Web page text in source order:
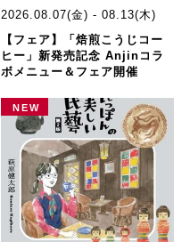
2026.08.07(金) - 08.13(木)
【フェア】「焙煎こうじコー
ヒー」新発売記念 Anjinコラ
ボメニュー＆フェア開催
NEW